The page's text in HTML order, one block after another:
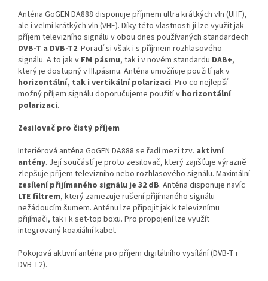
Anténa GoGEN DA888 disponuje příjmem ultra krátkých vln (UHF),
ale i velmi krátkých vln (VHF). Díky této vlastnosti ji lze využít jak
příjem televizního signálu v obou dnes používaných standardech
DVB-T a DVB-T2. Poradí si však i s příjmem rozhlasového
signálu. A to jak v FM pásmu, tak i v novém standardu DAB+,
který je dostupný v III.pásmu. Anténa umožňuje použití jak v
horizontální, tak i vertikální polarizaci. Pro co nejlepší
možný příjem signálu doporučujeme použití v horizontální
polarizaci.
Zesilovač pro čistý příjem
Interiérová anténa GoGEN DA888 se řadí mezi tzv. aktivní
antény. Její součástí je proto zesilovač, který zajišťuje výrazně
zlepšuje příjem televizního nebo rozhlasového signálu. Maximální
zesílení přijímaného signálu je 32 dB. Anténa disponuje navíc
LTE filtrem, který zamezuje rušení přijímaného signálu
nežádoucím šumem. Anténu lze připojit jak k televiznímu
přijímači, tak i k set-top boxu. Pro propojení lze využít
integrovaný koaxiální kabel.
Pokojová aktivní anténa pro příjem digitálního vysílání (DVB-T i
DVB-T2).